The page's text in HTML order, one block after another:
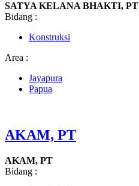
SATYA KELANA BHAKTI, PT
Bidang :
Konstruksi
Area :
Jayapura
Papua
AKAM, PT
AKAM, PT
Bidang :